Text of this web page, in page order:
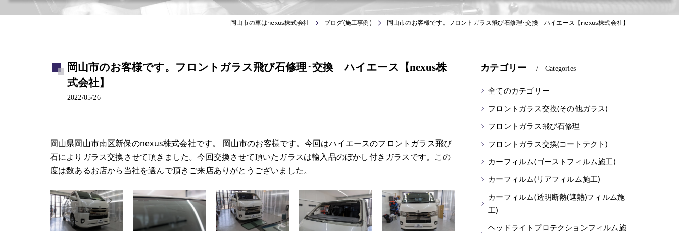
カー用品取付･車販売･買取(ﾄﾞﾗﾚｺ･ﾅﾋﾞ等)
岡山市の車はnexus株式会社 ブログ(施工事例) 岡山市のお客様です。フロントガラス飛び石修理･交換 ハイエース【nexus株式会社】
岡山市のお客様です。フロントガラス飛び石修理･交換 ハイエース【nexus株
式会社】
2022/05/26
岡山県岡山市南区新保のnexus株式会社です。 岡山市のお客様です。今回はハイエースのフロントガラス飛び
石によりガラス交換させて頂きました。今回交換させて頂いたガラスは輸入品のぼかし付きガラスです。この
度は数あるお店から当社を選んで頂きご来店ありがとうございました。
カテゴリー Categories
全てのカテゴリー
フロントガラス交換(その他ガラス)
フロントガラス飛び石修理
フロントガラス交換(コートテクト)
カーフィルム(ゴーストフィルム施工)
カーフィルム(リアフィルム施工)
カーフィルム(透明断熱(遮熱)フィルム施
工)
ヘッドライトプロテクションフィルム施